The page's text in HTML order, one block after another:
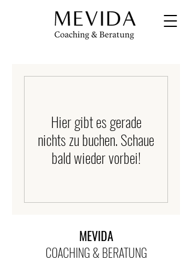
Hier gibt es gerade
nichts zu buchen. Schaue
bald wieder vorbei!
MEVIDA
COACHING & BERATUNG